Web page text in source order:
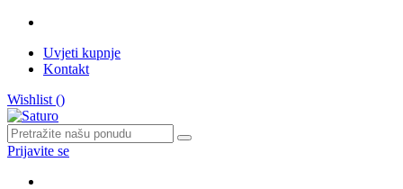
Uvjeti kupnje
Kontakt
Wishlist ()
Prijavite se